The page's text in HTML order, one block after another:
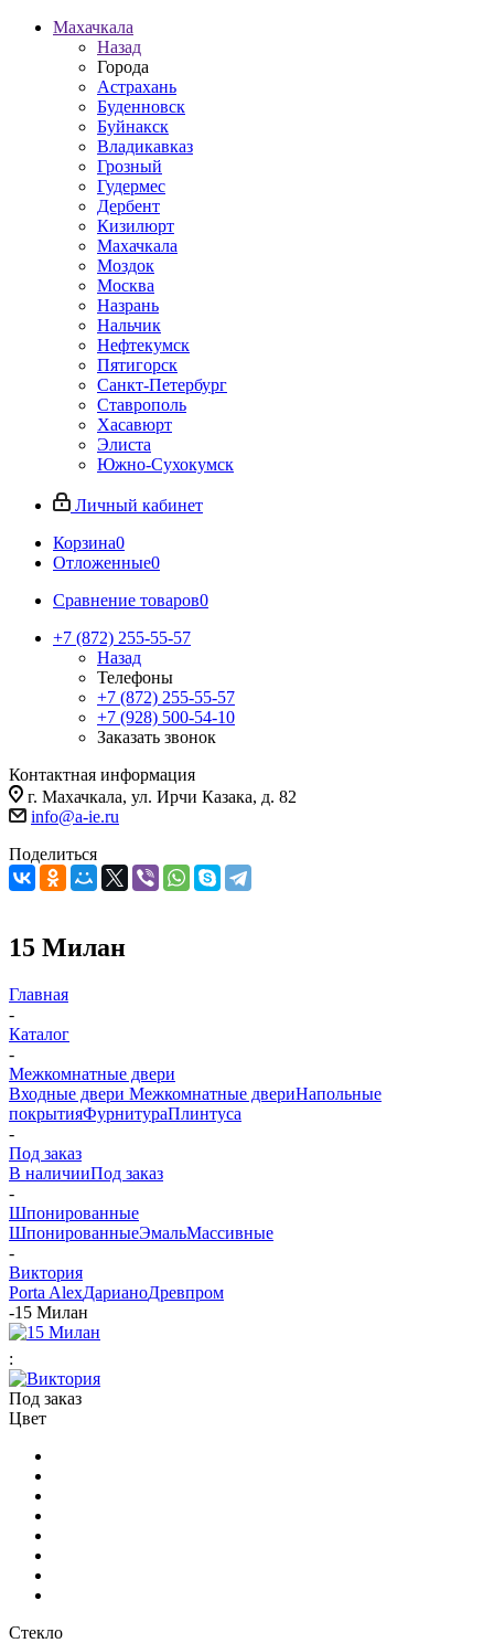
Махачкала
Назад
Города
Астрахань
Буденновск
Буйнакск
Владикавказ
Грозный
Гудермес
Дербент
Кизилюрт
Махачкала
Моздок
Москва
Назрань
Нальчик
Нефтекумск
Пятигорск
Санкт-Петербург
Ставрополь
Хасавюрт
Элиста
Южно-Сухокумск
Личный кабинет
Корзина0
Отложенные0
Сравнение товаров0
+7 (872) 255-55-57
Назад
Телефоны
+7 (872) 255-55-57
+7 (928) 500-54-10
Заказать звонок
Контактная информация
г. Махачкала, ул. Ирчи Казака, д. 82
info@a-ie.ru
Поделиться
15 Милан
Главная
-
Каталог
-
Межкомнатные двери
Входные двери Межкомнатные двериНапольные
покрытияФурнитураПлинтуса
-
Под заказ
В наличииПод заказ
-
Шпонированные
ШпонированныеЭмальМассивные
-
Виктория
Porta AlexДарианоДревпром
-15 Милан
:
Под заказ
Цвет
Стекло